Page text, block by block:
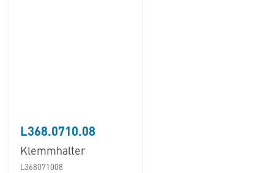
L368.0710.08
Klemmhalter
L368071008